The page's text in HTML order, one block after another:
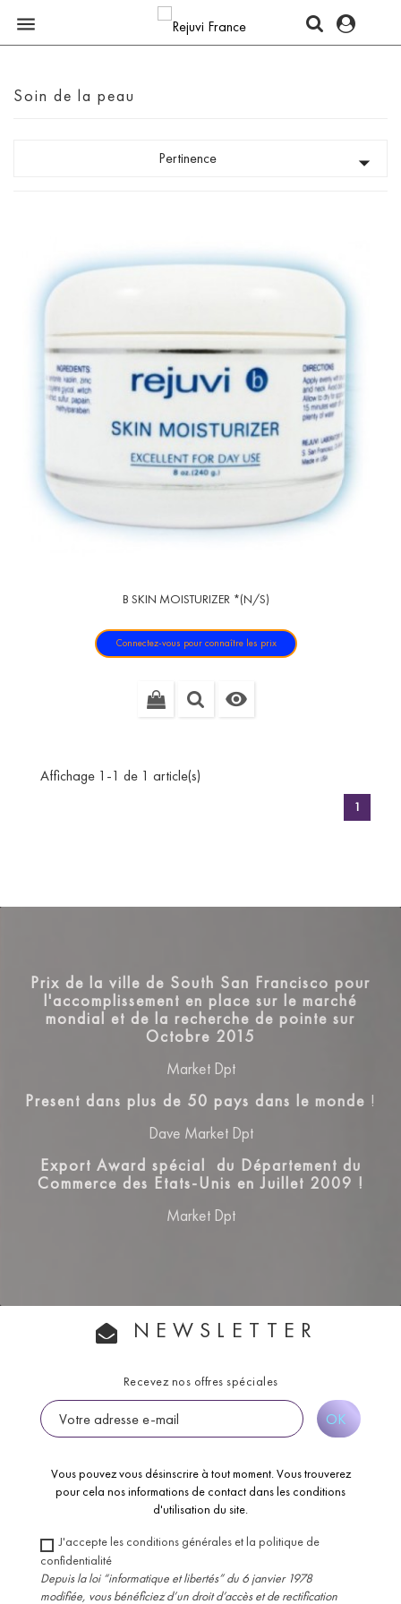

Soin de la peau
Pertinence 
B SKIN MOISTURIZER *(N/S)
Connectez-vous pour connaître les prix

Affichage 1-1 de 1 article(s)
1
Prix de la ville de South San Francisco pour
l'accomplissement en place sur le marché
mondial et de la recherche de pointe sur
Octobre 2015
Market Dpt
Present dans plus de 50 pays dans le monde !
Dave Market Dpt
Export Award spécial du Département du
Commerce des Etats-Unis en Juillet 2009 !
Market Dpt
NEWSLETTER
Recevez nos offres spéciales
Vous pouvez vous désinscrire à tout moment. Vous trouverez
pour cela nos informations de contact dans les conditions
d'utilisation du site.
J'accepte les conditions générales et la politique de
confidentialité
Depuis la loi “informatique et libertés” du 6 janvier 1978
modifiée, vous bénéficiez d’un droit d’accès et de rectification